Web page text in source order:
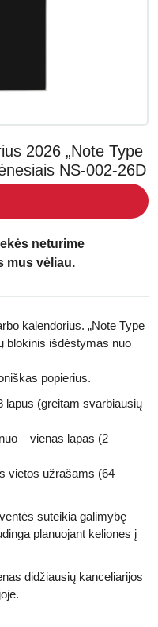
2026 „Note Type
NS-002-26D
neturime
mus vėliau.
kalendorius. „Note Type
blokinis išdėstymas nuo
popierius.
lapus (greitam svarbiausių
– vienas lapas (2
vietos užrašams (64
suteikia galimybę
planuojant keliones į
didžiausių kanceliarijos